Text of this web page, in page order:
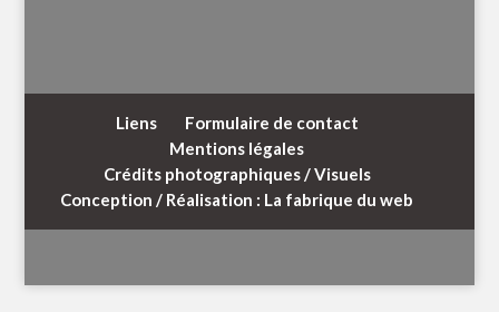
Liens
Formulaire de contact
Mentions légales
Crédits photographiques / Visuels
Conception / Réalisation : La fabrique du web